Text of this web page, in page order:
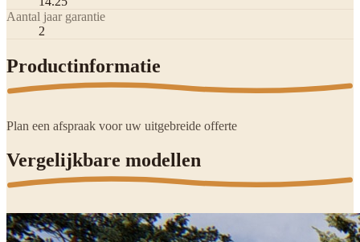
Aantal jaar garantie
2
Productinformatie
Plan een afspraak voor uw uitgebreide offerte
Vergelijkbare modellen